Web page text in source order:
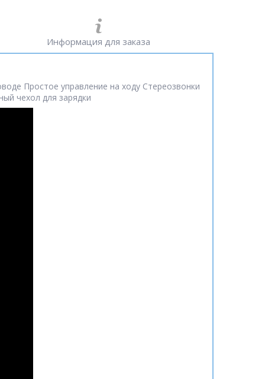
Информация для заказа
Простое управление на ходу Стереозвонки
чехол для зарядки